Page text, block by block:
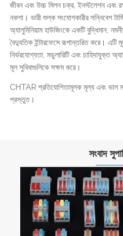
জীবন এবং উচ্চ মিলন চক্র, ইনস্টলেশন এবং
নকশা। ভারী শুল্ক সংযোগকারীর সন্নিবেশ
অ্যালুমিনিয়াম হাউজিংকে একটি বুদ্ধিমান,
বৈদ্যুতিক ইন্টারফেসে রূপান্তরিত করে।
নির্ভরযোগ্যতা, মডুলারিটি এবং চাহিদাযুক্ত
মূল সুবিধাগুলিকে সক্ষম করে।
CHTAR প্রতিযোগিতামূলক মূল্য এবং ভাল
প্রস্তুত।
সংবাদ
কিভাবে একটি তারের দ্রুত
উন্নত করে?
আরো দেখুন >>